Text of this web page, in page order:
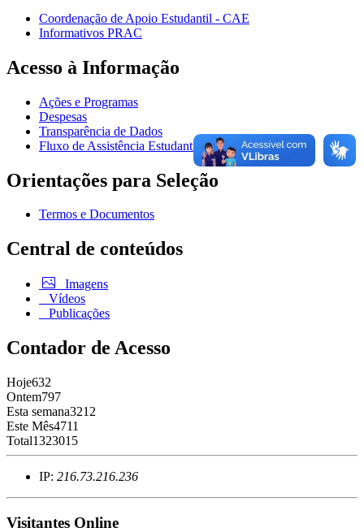
Coordenação de Apoio Estudantil - CAE
Informativos PRAC
Acesso à Informação
Ações e Programas
Despesas
Transparência de Dados
Fluxo de Assistência Estudantil
Orientações para Seleção
Termos e Documentos
Central de conteúdos
Imagens
Vídeos
Publicações
Contador de Acesso
Hoje632
Ontem797
Esta semana3212
Este Mês4711
Total1323015
IP: 216.73.216.236
Visitantes Online